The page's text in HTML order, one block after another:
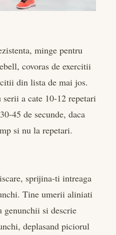
minge pentru
covoras de exercitii
din lista de mai jos.
serii a cate 10-12 repetari
45 de secunde, daca
si nu la repetari.
sprijina-ti intreaga
Tine umerii aliniati
genunchii si descrie
deplasand piciorul